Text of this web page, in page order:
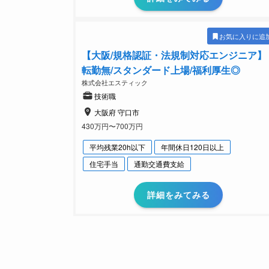
お気に入りに追
【大阪/規格認証・法規制対応エンジニア】
転勤無/スタンダード上場/福利厚生◎
株式会社エスティック
技術職
大阪府 守口市
430万円〜700万円
平均残業20h以下
年間休日120日以上
住宅手当
通勤交通費支給
詳細をみてみる